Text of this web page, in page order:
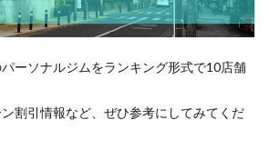
ーソナルジムをランキング形式で10店舗
割引情報など、ぜひ参考にしてみてくだ